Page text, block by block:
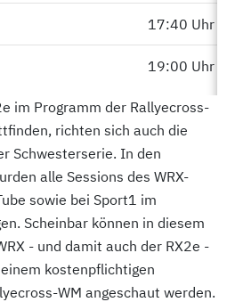
17:40 Uhr
19:00 Uhr
im Programm der Rallyecross-
richten sich auch die
Schwesterserie. In den
alle Sessions des WRX-
sowie bei Sport1 im
Scheinbar können in diesem
- und damit auch der RX2e -
kostenpflichtigen
WM angeschaut werden.